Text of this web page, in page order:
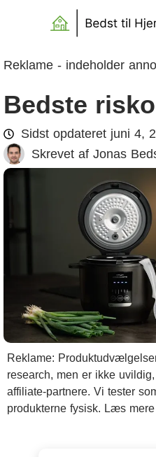
Reklame - indeholder
Bedste
Sidst opdateret juni 4,
Skrevet af Jonas
Reklame:
research, men er ikke
affiliate-partnere. Vi tester
produkterne fysisk. Læs mere